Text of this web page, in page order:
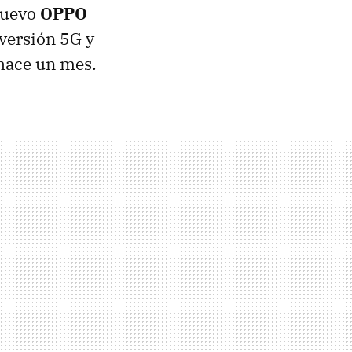
OPPO
5G y
un mes.